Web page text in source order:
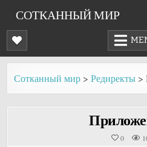
content
СОТКАННЫЙ МИР
Сотканный мир >Редиректы >
0